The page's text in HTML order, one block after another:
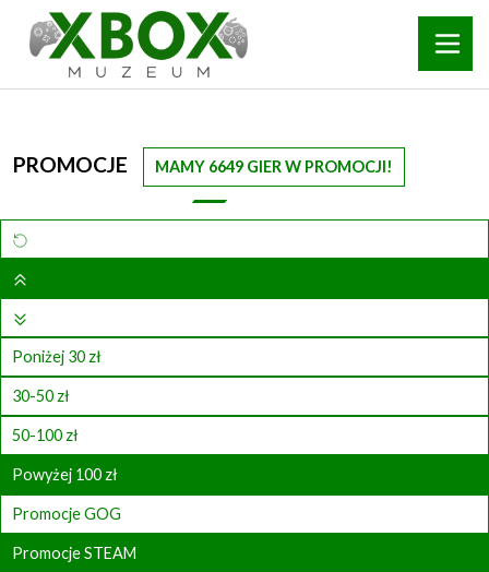
PROMOCJE MAMY 6649 GIER W PROMOCJI!
Poniżej 30 zł
30-50 zł
50-100 zł
Powyżej 100 zł
Promocje GOG
Promocje STEAM